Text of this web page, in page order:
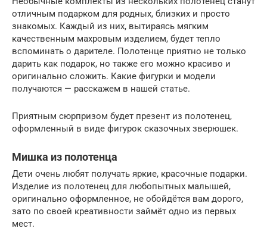
отличным подарком для родных, близких и просто
знакомых. Каждый из них, вытираясь мягким
качественным махровым изделием, будет тепло
вспоминать о дарителе. Полотенце приятно не только
дарить как подарок, но также его можно красиво и
оригинально сложить. Какие фигурки и модели
получаются — расскажем в нашей статье.
Приятным сюрпризом будет презент из полотенец,
оформленный в виде фигурок сказочных зверюшек.
Мишка из полотенца
Дети очень любят получать яркие, красочные подарки.
Изделие из полотенец для любопытных малышей,
оригинально оформленное, не обойдётся вам дорого,
зато по своей креативности займёт одно из первых
мест.